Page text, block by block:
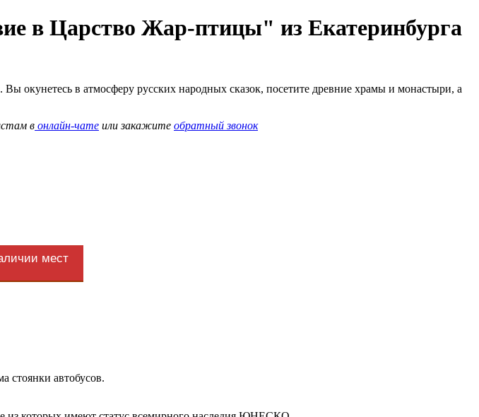
в Царство Жар-птицы" из Екатеринбурга
окунетесь в атмосферу русских народных сказок, посетите древние храмы и монастыри, а
в онлайн-чате или закажите обратный звонок
мест
стоянки автобусов.